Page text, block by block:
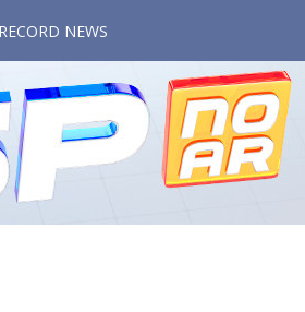
RECORD NEWS